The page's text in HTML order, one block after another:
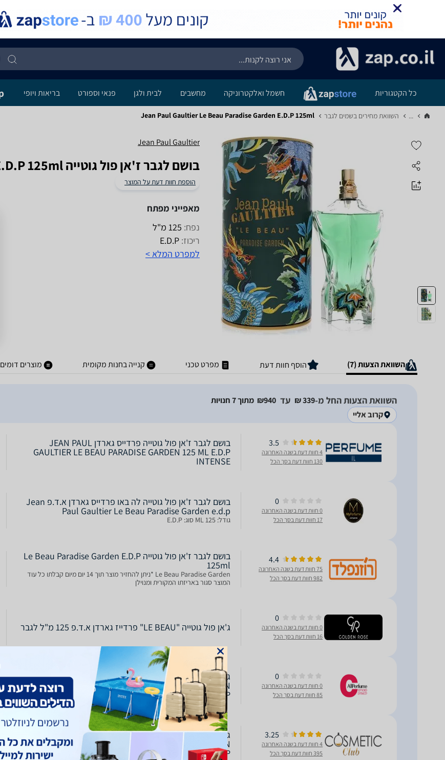
כל הקטגוריות חשמל ואלקטרוניקה מחשבים לבית ולגן פנאי וספורט בריאות ויופי
... השוואת מחירים בשמים לגבר‏ Jean Paul Gaultier Le Beau Paradise Garden E.D.P 125ml
Jean Paul Gaultier
בושם לגבר ז'אן פול גוטייה Le Beau Paradise Garden E.D.P 125ml
הוספת חוות דעת על המוצר
מאפייני מפתח
נפח: 125 מ"ל
ריכוז: E.D.P
למפרט המלא >
השוואת הצעות (7) הוסף חוות דעת מפרט טכני קנייה בחנות מקומית מוצרים דומים
השוואת הצעות החל מ-339‏ ₪ עד 940‏₪
מתוך 7 חנויות
קרוב אליי
3.5
4 חוות דעת בשנה האחרונה
130 חוות דעת בסך הכל
בושם לגבר ז'אן פול גוטייה פרדייס גארדן JEAN PAUL
GAULTIER LE BEAU PARADISE GARDEN 125 ML E.D.P
INTENSE
0
0 חוות דעת בשנה האחרונה
17 חוות דעת בסך הכל
בושם לגבר ז'אן פול גוטייה לה באו פרדייס גארדן א.ד.פ Jean
Paul Gaultier Le Beau Paradise Garden e.d.p
גודל: 125 ML סוג: E.D.P
4.4
75 חוות דעת בשנה האחרונה
982 חוות דעת בסך הכל
בושם לגבר ז'אן פול גוטייה Le Beau Paradise Garden E.D.P
125ml
Le Beau Paradise Garden *ניתן להחזיר מוצר תוך 14 יום מיום קבלתו כל עוד
המוצר סגור באריזתו המקורית ומנוילן
0
0 חוות דעת בשנה האחרונה
16 חוות דעת בסך הכל
ג'אן פול גוטייה "LE BEAU" פרדייז גארדן א.ד.פ 125 מ"ל לגבר
0
0 חוות דעת בשנה האחרונה
85 חוות דעת בסך הכל
גאן פול גוטיה לה ביו פרדייס גרדן לגבר 125מל אדפ - JEAN
PAUL GAULTIER LA BEAU PARADISE GARDEN FOR MEN
125ML EDP
3.25
4 חוות דעת בשנה האחרונה
395 חוות דעת בסך הכל
גאן פול גוטיה לה ביו פרדייס גרדן לגבר 125מל אדפ - JEAN
PAUL GAULTIER LA BEAU PARADISE GARDEN FOR MEN
125ML EDP